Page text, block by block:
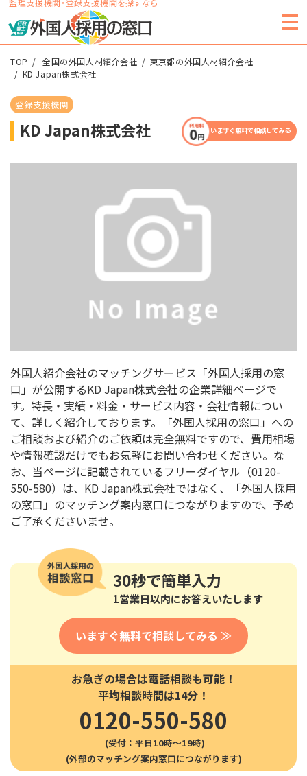
監理支援機関・登録支援機関を探すなら
TOP 全国の外国人材紹介会社
東京都の外国人材紹介会社
KD Japan株式会社
登録支援機関
KD Japan株式会社 いますぐ無料で相談してみる
外国人紹介会社のマッチングサービス「外国人採用の窓
口」が公開するKD Japan株式会社の企業詳細ページで
す。特長・実績・料金・サービス内容・会社情報につい
て、詳しく紹介しております。「外国人採用の窓口」への
ご相談および紹介のご依頼は完全無料ですので、費用相場
や情報確認だけでもお気軽にお問い合わせください。な
お、当ページに記載されているフリーダイヤル（0120-
550-580）は、KD Japan株式会社ではなく、「外国人採用
の窓口」のマッチング案内窓口につながりますので、予め
ご了承くださいませ。
30秒で簡単入力
1営業日以内にお答えいたします
いますぐ無料で相談してみる ≫
お急ぎの場合は電話相談も可能！
平均相談時間は14分！
0120-550-580
(受付：平日10時〜19時)